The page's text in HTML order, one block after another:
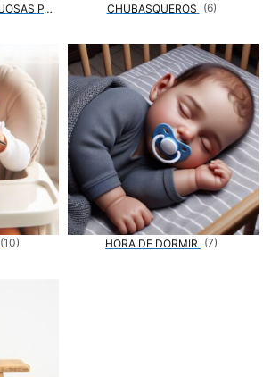
BOTAS DE AGUA RESPETUOSAS PARA BEBÉ CHUBASQUEROS (6)
(10) HORA DE DORMIR (7)